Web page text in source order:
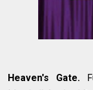
Heaven's Gate.